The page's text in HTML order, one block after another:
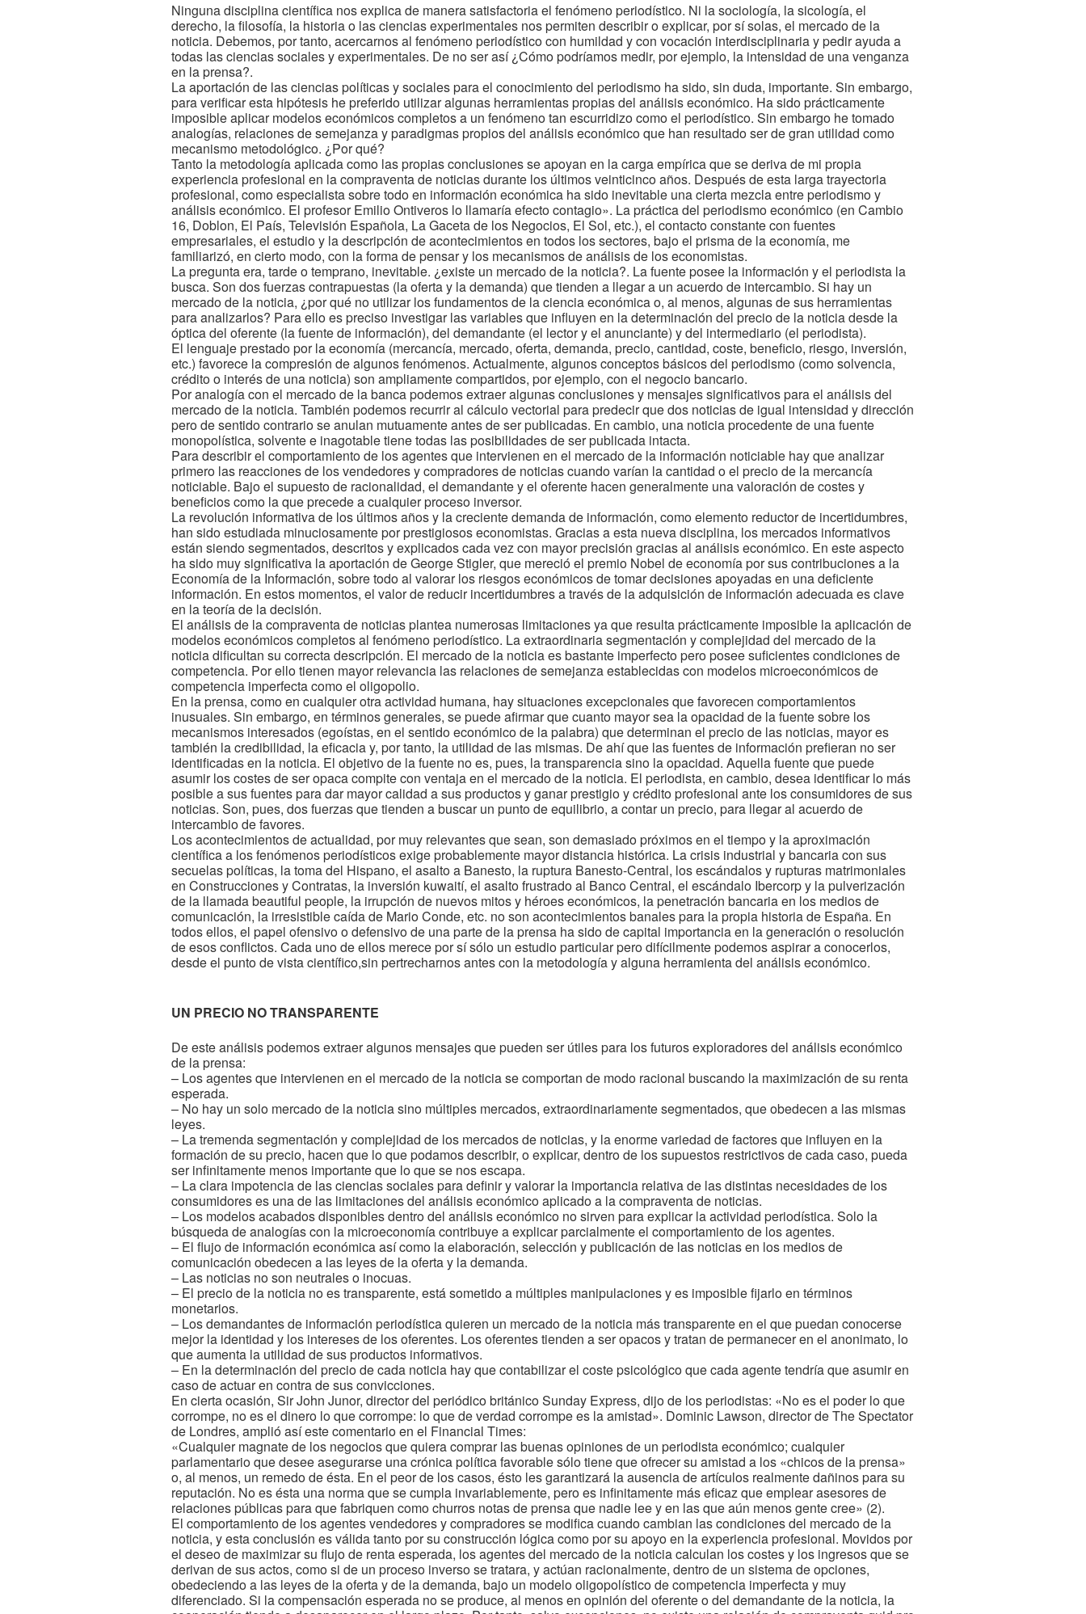
Ninguna disciplina científica nos explica de manera satisfactoria el fenómeno periodístico. Ni la sociología, la sicología, el
derecho, la filosofía, la historia o las ciencias experimentales nos permiten describir o explicar, por sí solas, el mercado de la
noticia. Debemos, por tanto, acercarnos al fenómeno periodístico con humildad y con vocación interdisciplinaria y pedir ayuda a
todas las ciencias sociales y experimentales. De no ser así ¿Cómo podríamos medir, por ejemplo, la intensidad de una venganza
en la prensa?.
La aportación de las ciencias políticas y sociales para el conocimiento del periodismo ha sido, sin duda, importante. Sin embargo,
para verificar esta hipótesis he preferido utilizar algunas herramientas propias del análisis económico. Ha sido prácticamente
imposible aplicar modelos económicos completos a un fenómeno tan escurridizo como el periodístico. Sin embargo he tomado
analogías, relaciones de semejanza y paradigmas propios del análisis económico que han resultado ser de gran utilidad como
mecanismo metodológico. ¿Por qué?
Tanto la metodología aplicada como las propias conclusiones se apoyan en la carga empírica que se deriva de mi propia
experiencia profesional en la compraventa de noticias durante los últimos veinticinco años. Después de esta larga trayectoria
profesional, como especialista sobre todo en información económica ha sido inevitable una cierta mezcla entre periodismo y
análisis económico. El profesor Emilio Ontiveros lo llamaría efecto contagio». La práctica del periodismo económico (en Cambio
16, Doblon, El País, Televisión Española, La Gaceta de los Negocios, El Sol, etc.), el contacto constante con fuentes
empresariales, el estudio y la descripción de acontecimientos en todos los sectores, bajo el prisma de la economía, me
familiarizó, en cierto modo, con la forma de pensar y los mecanismos de análisis de los economistas.
La pregunta era, tarde o temprano, inevitable. ¿existe un mercado de la noticia?. La fuente posee la información y el periodista la
busca. Son dos fuerzas contrapuestas (la oferta y la demanda) que tienden a llegar a un acuerdo de intercambio. Si hay un
mercado de la noticia, ¿por qué no utilizar los fundamentos de la ciencia económica o, al menos, algunas de sus herramientas
para analizarlos? Para ello es preciso investigar las variables que influyen en la determinación del precio de la noticia desde la
óptica del oferente (la fuente de información), del demandante (el lector y el anunciante) y del intermediario (el periodista).
El lenguaje prestado por la economía (mercancía, mercado, oferta, demanda, precio, cantidad, coste, beneficio, riesgo, inversión,
etc.) favorece la compresión de algunos fenómenos. Actualmente, algunos conceptos básicos del periodismo (como solvencia,
crédito o interés de una noticia) son ampliamente compartidos, por ejemplo, con el negocio bancario.
Por analogía con el mercado de la banca podemos extraer algunas conclusiones y mensajes significativos para el análisis del
mercado de la noticia. También podemos recurrir al cálculo vectorial para predecir que dos noticias de igual intensidad y dirección
pero de sentido contrario se anulan mutuamente antes de ser publicadas. En cambio, una noticia procedente de una fuente
monopolística, solvente e inagotable tiene todas las posibilidades de ser publicada intacta.
Para describir el comportamiento de los agentes que intervienen en el mercado de la información noticiable hay que analizar
primero las reacciones de los vendedores y compradores de noticias cuando varían la cantidad o el precio de la mercancía
noticiable. Bajo el supuesto de racionalidad, el demandante y el oferente hacen generalmente una valoración de costes y
beneficios como la que precede a cualquier proceso inversor.
La revolución informativa de los últimos años y la creciente demanda de información, como elemento reductor de incertidumbres,
han sido estudiada minuciosamente por prestigiosos economistas. Gracias a esta nueva disciplina, los mercados informativos
están siendo segmentados, descritos y explicados cada vez con mayor precisión gracias al análisis económico. En este aspecto
ha sido muy significativa la aportación de George Stigler, que mereció el premio Nobel de economía por sus contribuciones a la
Economía de la Información, sobre todo al valorar los riesgos económicos de tomar decisiones apoyadas en una deficiente
información. En estos momentos, el valor de reducir incertidumbres a través de la adquisición de información adecuada es clave
en la teoría de la decisión.
El análisis de la compraventa de noticias plantea numerosas limitaciones ya que resulta prácticamente imposible la aplicación de
modelos económicos completos al fenómeno periodístico. La extraordinaria segmentación y complejidad del mercado de la
noticia dificultan su correcta descripción. El mercado de la noticia es bastante imperfecto pero posee suficientes condiciones de
competencia. Por ello tienen mayor relevancia las relaciones de semejanza establecidas con modelos microeconómicos de
competencia imperfecta como el oligopolio.
En la prensa, como en cualquier otra actividad humana, hay situaciones excepcionales que favorecen comportamientos
inusuales. Sin embargo, en términos generales, se puede afirmar que cuanto mayor sea la opacidad de la fuente sobre los
mecanismos interesados (egoístas, en el sentido económico de la palabra) que determinan el precio de las noticias, mayor es
también la credibilidad, la eficacia y, por tanto, la utilidad de las mismas. De ahí que las fuentes de información prefieran no ser
identificadas en la noticia. El objetivo de la fuente no es, pues, la transparencia sino la opacidad. Aquella fuente que puede
asumir los costes de ser opaca compite con ventaja en el mercado de la noticia. El periodista, en cambio, desea identificar lo más
posible a sus fuentes para dar mayor calidad a sus productos y ganar prestigio y crédito profesional ante los consumidores de sus
noticias. Son, pues, dos fuerzas que tienden a buscar un punto de equilibrio, a contar un precio, para llegar al acuerdo de
intercambio de favores.
Los acontecimientos de actualidad, por muy relevantes que sean, son demasiado próximos en el tiempo y la aproximación
científica a los fenómenos periodísticos exige probablemente mayor distancia histórica. La crisis industrial y bancaria con sus
secuelas políticas, la toma del Hispano, el asalto a Banesto, la ruptura Banesto-Central, los escándalos y rupturas matrimoniales
en Construcciones y Contratas, la inversión kuwaití, el asalto frustrado al Banco Central, el escándalo Ibercorp y la pulverización
de la llamada beautiful people, la irrupción de nuevos mitos y héroes económicos, la penetración bancaria en los medios de
comunicación, la irresistible caída de Mario Conde, etc. no son acontecimientos banales para la propia historia de España. En
todos ellos, el papel ofensivo o defensivo de una parte de la prensa ha sido de capital importancia en la generación o resolución
de esos conflictos. Cada uno de ellos merece por sí sólo un estudio particular pero difícilmente podemos aspirar a conocerlos,
desde el punto de vista científico,sin pertrecharnos antes con la metodología y alguna herramienta del análisis económico.
UN PRECIO NO TRANSPARENTE
De este análisis podemos extraer algunos mensajes que pueden ser útiles para los futuros exploradores del análisis económico
de la prensa:
– Los agentes que intervienen en el mercado de la noticia se comportan de modo racional buscando la maximización de su renta
esperada.
– No hay un solo mercado de la noticia sino múltiples mercados, extraordinariamente segmentados, que obedecen a las mismas
leyes.
– La tremenda segmentación y complejidad de los mercados de noticias, y la enorme variedad de factores que influyen en la
formación de su precio, hacen que lo que podamos describir, o explicar, dentro de los supuestos restrictivos de cada caso, pueda
ser infinitamente menos importante que lo que se nos escapa.
– La clara impotencia de las ciencias sociales para definir y valorar la importancia relativa de las distintas necesidades de los
consumidores es una de las limitaciones del análisis económico aplicado a la compraventa de noticias.
– Los modelos acabados disponibles dentro del análisis económico no sirven para explicar la actividad periodística. Solo la
búsqueda de analogías con la microeconomía contribuye a explicar parcialmente el comportamiento de los agentes.
– El flujo de información económica así como la elaboración, selección y publicación de las noticias en los medios de
comunicación obedecen a las leyes de la oferta y la demanda.
– Las noticias no son neutrales o inocuas.
– El precio de la noticia no es transparente, está sometido a múltiples manipulaciones y es imposible fijarlo en términos
monetarios.
– Los demandantes de información periodística quieren un mercado de la noticia más transparente en el que puedan conocerse
mejor la identidad y los intereses de los oferentes. Los oferentes tienden a ser opacos y tratan de permanecer en el anonimato, lo
que aumenta la utilidad de sus productos informativos.
– En la determinación del precio de cada noticia hay que contabilizar el coste psicológico que cada agente tendría que asumir en
caso de actuar en contra de sus convicciones.
En cierta ocasión, Sir John Junor, director del periódico británico Sunday Express, dijo de los periodistas: «No es el poder lo que
corrompe, no es el dinero lo que corrompe: lo que de verdad corrompe es la amistad». Dominic Lawson, director de The Spectator
de Londres, amplió así este comentario en el Financial Times:
«Cualquier magnate de los negocios que quiera comprar las buenas opiniones de un periodista económico; cualquier
parlamentario que desee asegurarse una crónica política favorable sólo tiene que ofrecer su amistad a los «chicos de la prensa»
o, al menos, un remedo de ésta. En el peor de los casos, ésto les garantizará la ausencia de artículos realmente dañinos para su
reputación. No es ésta una norma que se cumpla invariablemente, pero es infinitamente más eficaz que emplear asesores de
relaciones públicas para que fabriquen como churros notas de prensa que nadie lee y en las que aún menos gente cree» (2).
El comportamiento de los agentes vendedores y compradores se modifica cuando cambian las condiciones del mercado de la
noticia, y esta conclusión es válida tanto por su construcción lógica como por su apoyo en la experiencia profesional. Movidos por
el deseo de maximizar su flujo de renta esperada, los agentes del mercado de la noticia calculan los costes y los ingresos que se
derivan de sus actos, como si de un proceso inverso se tratara, y actúan racionalmente, dentro de un sistema de opciones,
obedeciendo a las leyes de la oferta y de la demanda, bajo un modelo oligopolístico de competencia imperfecta y muy
diferenciado. Si la compensación esperada no se produce, al menos en opinión del oferente o del demandante de la noticia, la